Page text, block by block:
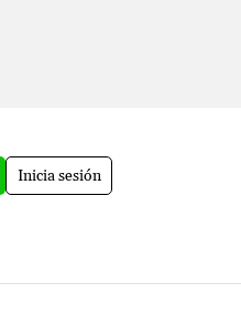
Inicia sesión